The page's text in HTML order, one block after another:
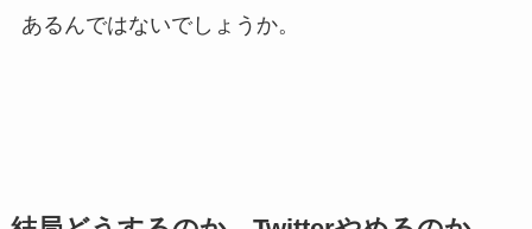
あるんではないでしょうか。